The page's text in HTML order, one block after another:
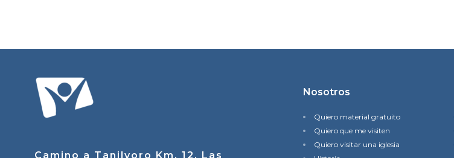
Camino a Tanilvoro Km. 12, Las
Nosotros
Quiero material gratuito
Quiero que me visiten
Quiero visitar una iglesia